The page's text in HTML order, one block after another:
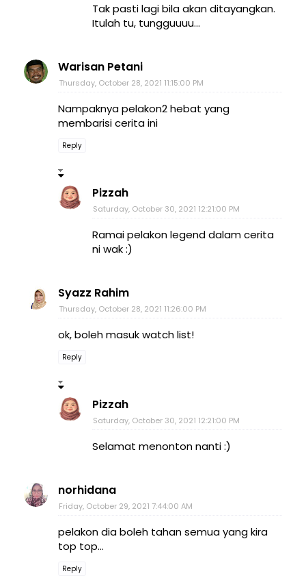
Tak pasti lagi bila akan ditayangkan.
Itulah tu, tungguuuu...
Warisan Petani
Thursday, October 28, 2021 11:15:00 PM
Nampaknya pelakon2 hebat yang
membarisi cerita ini
Reply
Pizzah
Saturday, October 30, 2021 12:21:00 PM
Ramai pelakon legend dalam cerita
ni wak :)
Syazz Rahim
Thursday, October 28, 2021 11:26:00 PM
ok, boleh masuk watch list!
Reply
Pizzah
Saturday, October 30, 2021 12:21:00 PM
Selamat menonton nanti :)
norhidana
Friday, October 29, 2021 7:44:00 AM
pelakon dia boleh tahan semua yang kira
top top...
Reply